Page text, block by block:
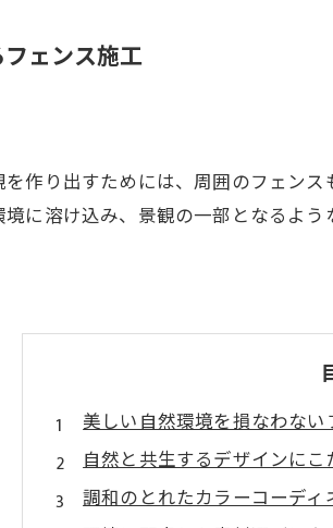
ェンス施工
作り出すためには、周囲のフェン
に溶け込み、景観の一部となるよ
美しい自然環境を損なわな
自然と共生するデザインに
調和のとれたカラーコーデ